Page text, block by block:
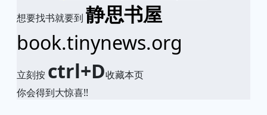
想要找书就要到 静思书屋
book.tinynews.org
立刻按 ctrl+D收藏本页
你会得到大惊喜!!